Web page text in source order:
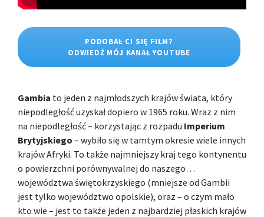
PODOBAŁ CI SIĘ FILM?
ODWIEDŹ MÓJ KANAŁ YOUTUBE
Gambia to jeden z najmłodszych krajów świata, który
niepodległość uzyskał dopiero w 1965 roku. Wraz z nim
na niepodległość – korzystając z rozpadu Imperium
Brytyjskiego – wybiło się w tamtym okresie wiele innych
krajów Afryki. To także najmniejszy kraj tego kontynentu
o powierzchni porównywalnej do naszego…
województwa świętokrzyskiego (mniejsze od Gambii
jest tylko województwo opolskie), oraz – o czym mało
kto wie – jest to także jeden z najbardziej płaskich krajów